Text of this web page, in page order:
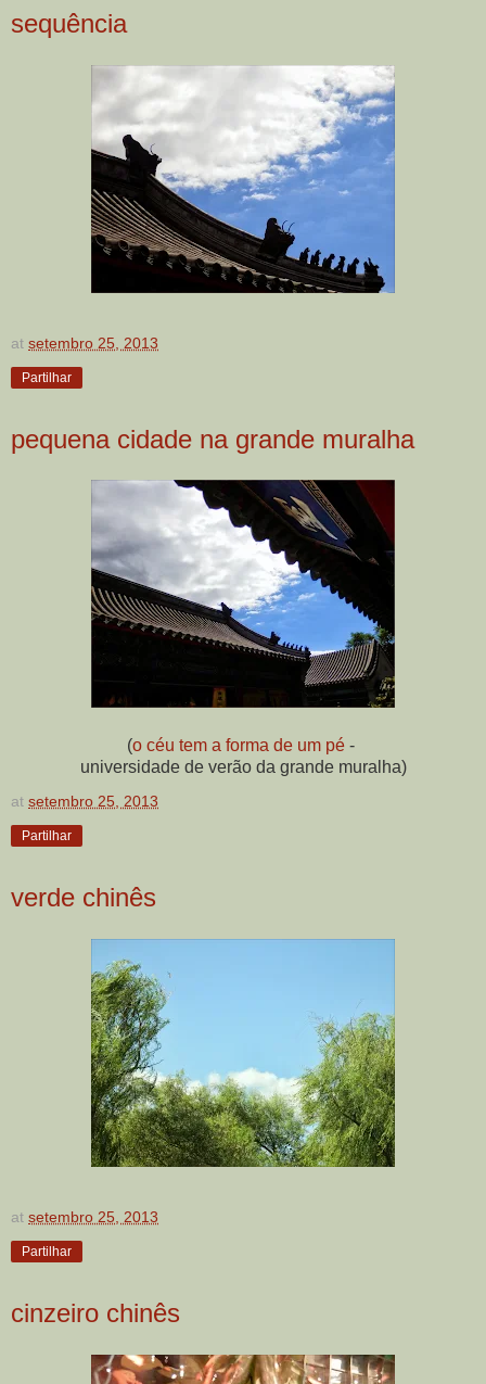
sequência
at setembro 25, 2013
Partilhar
pequena cidade na grande muralha
(o céu tem a forma de um pé -
universidade de verão da grande muralha)
at setembro 25, 2013
Partilhar
verde chinês
at setembro 25, 2013
Partilhar
cinzeiro chinês